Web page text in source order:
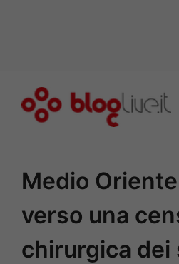
Medio
verso una
chirurgica dei